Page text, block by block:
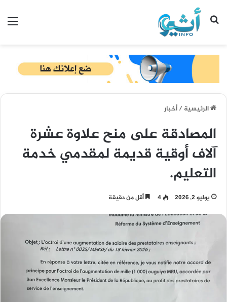
بحث عن
الرئيسية/أخبار
المصادقة على منح علاوة عشرة
آلاف أوقية قديمة لمقدمي خدمة
التعليم.
يوليو 2, 2026 4 أقل من دقيقة